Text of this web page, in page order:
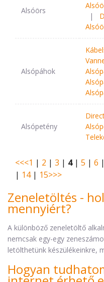
Alsóörs
|
Alsópáhok
Alsópetény
<<<1 | 2 | 3 | 4| 5 | 6 |
| 14| 15>>>
Zeneletöltés -
mennyiért?
A különböző zeneletöltő
nemcsak egy-egy
letölthetünk készülékeinkre,
Hogyan